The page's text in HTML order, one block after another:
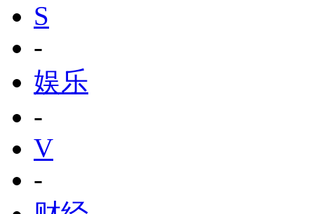
S
-
娱乐
-
V
-